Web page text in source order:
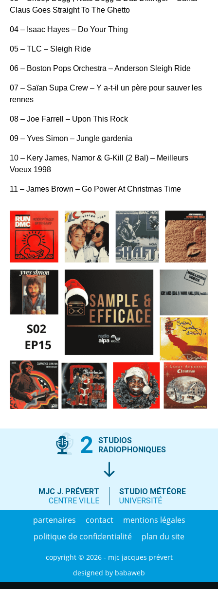
Claus Goes Straight To The Ghetto
04 – Isaac Hayes – Do Your Thing
05 – TLC – Sleigh Ride
06 – Boston Pops Orchestra – Anderson Sleigh Ride
07 – Saïan Supa Crew – Y a-t-il un père pour sauver les
rennes
08 – Joe Farrell – Upon This Rock
09 – Yves Simon – Jungle gardenia
10 – Kery James, Namor & G-Kill (2 Bal) – Meilleurs
Voeux 1998
11 – James Brown – Go Power At Christmas Time
2
STUDIOS
RADIOPHONIQUES
MJC J. PRÉVERT
CENTRE VILLE
STUDIO MÉTÉORE
UNIVERSITÉ
partenaires contact
mentions légales
politique de confidentialité
plan du site
copyright © 2026 - mjc jacques prévert
designed by babaweb